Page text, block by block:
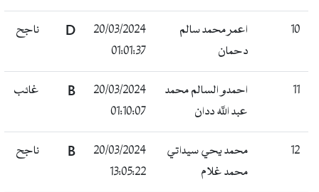
10
اعمر محمد سالم
دحمان
20/03/2024
01:01:37
D ناجح
11
احمدو السالم محمد
عبد الله ددان
20/03/2024
01:10:07
B غائب
12
محمد يحي سيداتي
محمد غلام
20/03/2024
13:05:22
B ناجح